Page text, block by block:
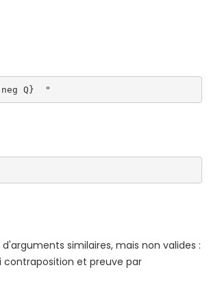
Q}  "
similaires, mais non valides :
contraposition et preuve par